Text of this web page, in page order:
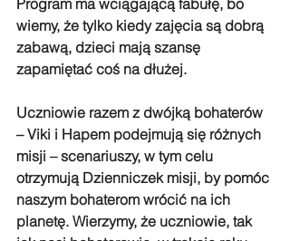
Program ma wciągającą fabułę, bo
wiemy, że tylko kiedy zajęcia są dobrą
zabawą, dzieci mają szansę
zapamiętać coś na dłużej.
Uczniowie razem z dwójką bohaterów
– Viki i Hapem podejmują się różnych
misji – scenariuszy, w tym celu
otrzymują Dzienniczek misji, by pomóc
naszym bohaterom wrócić na ich
planetę. Wierzymy, że uczniowie, tak